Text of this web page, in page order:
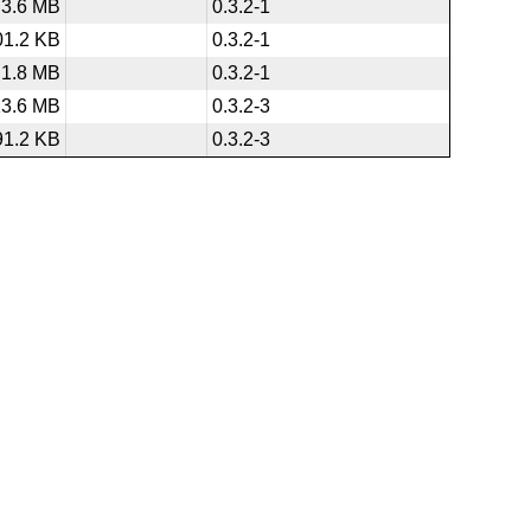
3.6 MB
0.3.2-1
KB
0.3.2-1
1.8 MB
0.3.2-1
MB
0.3.2-3
KB
0.3.2-3